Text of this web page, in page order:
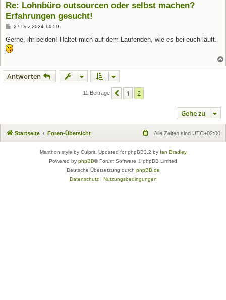
Re: Lohnbüro outsourcen oder selbst machen?
Erfahrungen gesucht!
B
i
t
r
27 Dez 2024 14:59
Gerne, ihr beiden! Haltet mich auf dem Laufenden, wie es bei euch läuft.
Antworten
11 Beiträge Vorherige
1 2
Gehe zu
Startseite Foren-Übersicht Alle Zeiten sind UTC+02:00
Maxthon style by Culprit. Updated for phpBB3.2 by Ian Bradley
Powered by phpBB® Forum Software © phpBB Limited
Deutsche Übersetzung durch phpBB.de
Datenschutz| Nutzungsbedingungen